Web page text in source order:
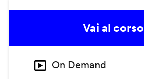
Vai al corso
On Demand